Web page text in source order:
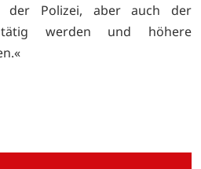
der Polizei, aber auch der
tätig werden und höhere